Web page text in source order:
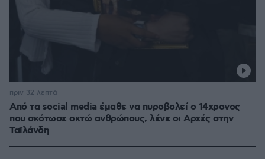
Από τα social media έμαθε να πυροβολεί ο 14χρονος
που σκότωσε οκτώ ανθρώπους, λένε οι Αρχές στην
Ταϊλάνδη
πριν 32 λεπτά